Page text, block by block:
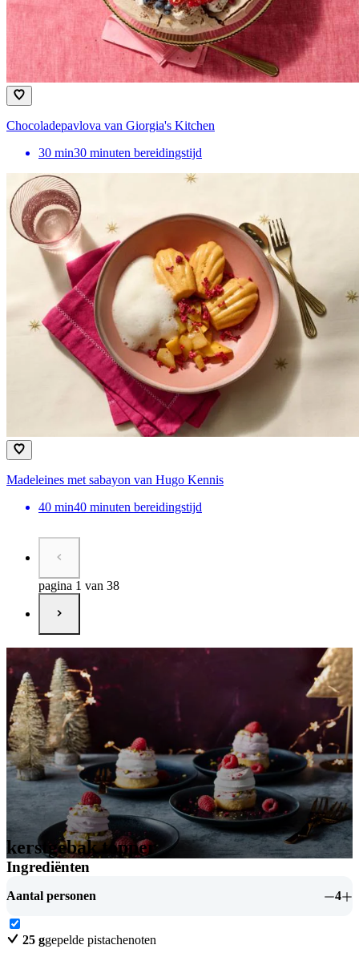
Chocoladepavlova van Giorgia's Kitchen
30 min30 minuten bereidingstijd
Madeleines met sabayon van Hugo Kennis
40 min40 minuten bereidingstijd
pagina 1 van 38
kerstgebak topper
Ingrediënten
Aantal personen 4
25 ggepelde pistachenoten